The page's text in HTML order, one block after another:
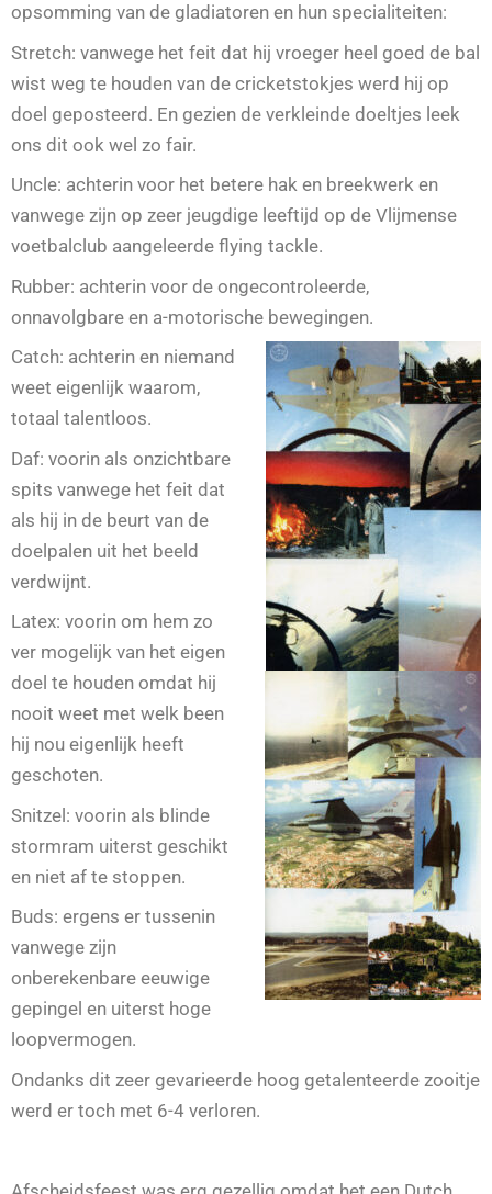
opsomming van de gladiatoren en hun specialiteiten:
Stretch: vanwege het feit dat hij vroeger heel goed de bal
wist weg te houden van de cricketstokjes werd hij op
doel geposteerd. En gezien de verkleinde doeltjes leek
ons dit ook wel zo fair.
Uncle: achterin voor het betere hak en breekwerk en
vanwege zijn op zeer jeugdige leeftijd op de Vlijmense
voetbalclub aangeleerde flying tackle.
Rubber: achterin voor de ongecontroleerde,
onnavolgbare en a-motorische bewegingen.
Catch: achterin en niemand
weet eigenlijk waarom,
totaal talentloos.
Daf: voorin als onzichtbare
spits vanwege het feit dat
als hij in de beurt van de
doelpalen uit het beeld
verdwijnt.
Latex: voorin om hem zo
ver mogelijk van het eigen
doel te houden omdat hij
nooit weet met welk been
hij nou eigenlijk heeft
geschoten.
Snitzel: voorin als blinde
stormram uiterst geschikt
en niet af te stoppen.
Buds: ergens er tussenin
vanwege zijn
onberekenbare eeuwige
gepingel en uiterst hoge
loopvermogen.
Ondanks dit zeer gevarieerde hoog getalenteerde zooitje
werd er toch met 6-4 verloren.